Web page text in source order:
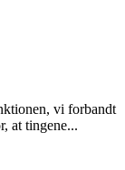
vi forbandt
at tingene...